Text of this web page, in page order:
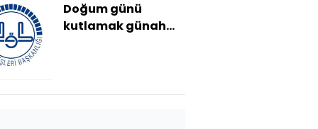
Doğum günü
kutlamak günah